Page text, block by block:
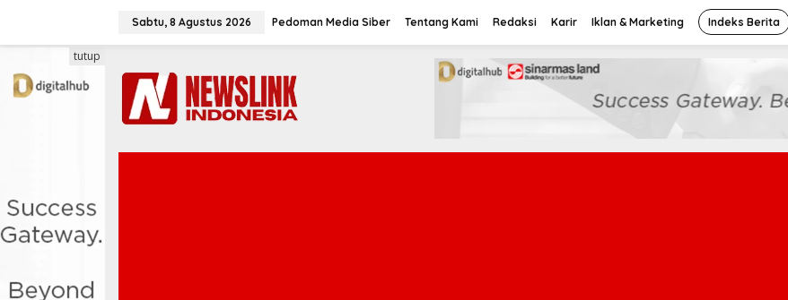
Sabtu, 8 Agustus 2026 Pedoman Media Siber Tentang Kami Redaksi Karir Iklan & Marketing Indeks Berita
tutup